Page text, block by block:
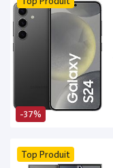
-37%
Top Produit